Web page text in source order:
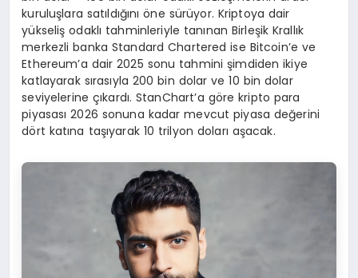
kuruluşlara satıldığını öne sürüyor. Kriptoya dair
yükseliş odaklı tahminleriyle tanınan Birleşik Krallık
merkezli banka Standard Chartered ise Bitcoin’e ve
Ethereum’a dair 2025 sonu tahmini şimdiden ikiye
katlayarak sırasıyla 200 bin dolar ve 10 bin dolar
seviyelerine çıkardı. StanChart’a göre kripto para
piyasası 2026 sonuna kadar mevcut piyasa değerini
dört katına taşıyarak 10 trilyon doları aşacak.